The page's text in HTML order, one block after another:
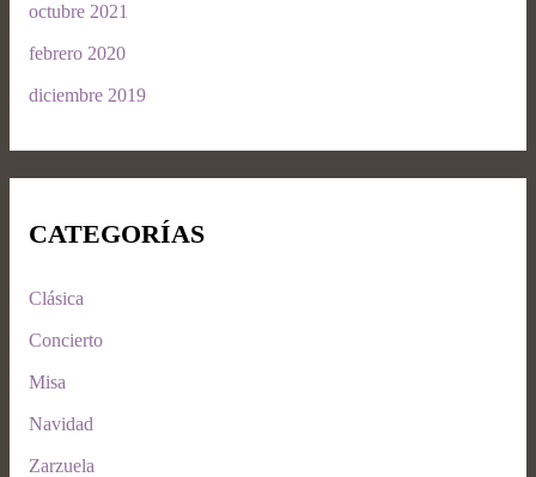
octubre 2021
febrero 2020
diciembre 2019
CATEGORÍAS
Clásica
Concierto
Misa
Navidad
Zarzuela